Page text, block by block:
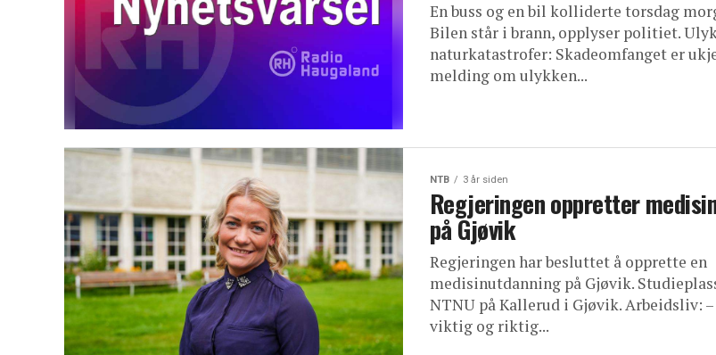
En buss og en bil kolliderte torsdag
Bilen står i brann, opplyser politiet.
naturkatastrofer: Skadeomfanget er
melding om ulykken...
NTB 3 år siden
Regjeringen oppretter
på Gjøvik
Regjeringen har besluttet å opprette en
medisinutdanning på Gjøvik.
NTNU på Kallerud i Gjøvik. Arbeidsliv:
viktig og riktig...